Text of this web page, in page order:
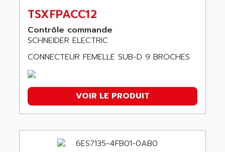
TSXFPACC12
Contrôle commande
SCHNEIDER ELECTRIC
CONNECTEUR FEMELLE SUB-D 9 BROCHES
VOIR LE PRODUIT